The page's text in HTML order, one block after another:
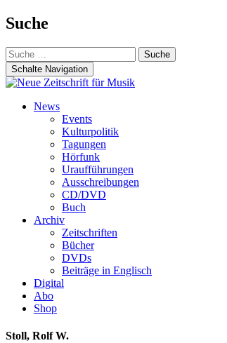
Suche
Suche
nach:
Schalte Navigation
Zum
News
Events
Kulturpolitik
Tagungen
Hörfunk
Uraufführungen
Ausschreibungen
CD/DVD
Buch
Archiv
Zeitschriften
Bücher
DVDs
Beiträge in Englisch
Digital
Abo
Shop
Stoll, Rolf W.